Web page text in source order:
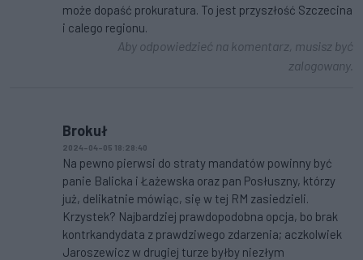
może dopaść prokuratura. To jest przyszłość Szczecina
i calego regionu.
Aby odpowiedzieć na komentarz, musisz być
zalogowany.
Brokuł
2024-04-05 18:28:40
Na pewno pierwsi do straty mandatów powinny być
panie Balicka i Łażewska oraz pan Posłuszny, którzy
już, delikatnie mówiąc, się w tej RM zasiedzieli.
Krzystek? Najbardziej prawdopodobna opcja, bo brak
kontrkandydata z prawdziwego zdarzenia; aczkolwiek
Jaroszewicz w drugiej turze byłby niezłym